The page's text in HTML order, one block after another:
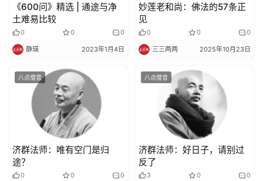
《600问》精选 | 通途与净
土难易比较
0 0 0
静瑛 2023年1月4日
妙莲老和尚：佛法的57条正
见
0 0 0
三三两两 2025年10月23日
八点僧音
济群法师：唯有空门是归
途？
0 0 0
八点僧音
济群法师：好日子，请别过
反了
3 0 0